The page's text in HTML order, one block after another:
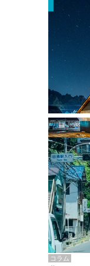
掲載雑誌・書
『街歩き研
ム、和風バ
掲載
コラム